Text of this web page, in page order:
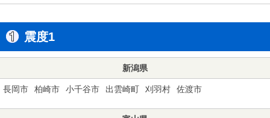
震度1
新潟県
長岡市 柏崎市 小千谷市 出雲崎町 刈羽村 佐渡市